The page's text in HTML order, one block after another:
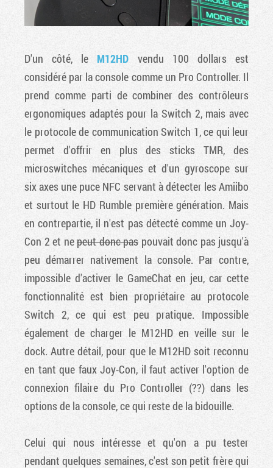
D'un côté, leM12HD vendu 100 dollars est
considéré par la console comme un Pro Controller. Il
prend comme parti de combiner des contrôleurs
ergonomiques adaptés pour la Switch 2, mais avec
le protocole de communication Switch 1, ce qui leur
permet d'offrir en plus des sticks TMR, des
microswitches mécaniques et d'un gyroscope sur
six axes une puce NFC servant à détecter les Amiibo
et surtout le HD Rumble première génération. Mais
en contrepartie, il n'est pas détecté comme un Joy-
Con 2 et nepeut donc pas pouvait donc pas jusqu'à
peu démarrer nativement la console. Par contre,
impossible d'activer le GameChat en jeu, car cette
fonctionnalité est bien propriétaire au protocole
Switch 2, ce qui est peu pratique. Impossible
également de charger le M12HD en veille sur le
dock. Autre détail, pour que le M12HD soit reconnu
en tant que faux Joy-Con, il faut activer l'option de
connexion filaire du Pro Controller (??) dans les
options de la console, ce qui reste de la bidouille.
Celui qui nous intéresse et qu'on a pu tester
pendant quelques semaines, c'est son petit frère qui